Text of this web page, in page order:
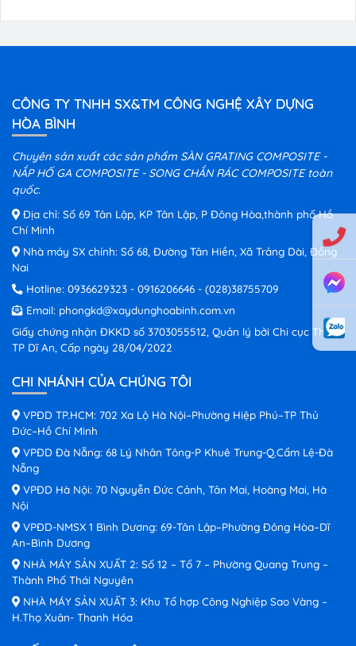
CÔNG TY TNHH SX&TM CÔNG NGHỆ XÂY DỰNG
HÒA BÌNH
Chuyên sản xuất các sản phẩm SÀN GRATING COMPOSITE -
NẮP HỐ GA COMPOSITE - SONG CHẮN RÁC COMPOSITE toàn
quốc.
Địa chỉ: Số 69 Tân Lập, KP Tân Lập, P Đông Hòa,thành phố Hồ
Chí Minh
Nhà máy SX chính: Số 68, Đường Tân Hiền, Xã Trảng Dài, Đồng
Nai
Hotline: 0936629323 - 0916206646 - (028)38755709
Email: phongkd@xaydunghoabinh.com.vn
Giấy chứng nhận ĐKKD số 3703055512, Quản lý bởi Chi cục Thuế
TP Dĩ An, Cấp ngày 28/04/2022
CHI NHÁNH CỦA CHÚNG TÔI
VPĐD TP.HCM: 702 Xa Lộ Hà Nội–Phường Hiệp Phú–TP Thủ
Đức–Hồ Chí Minh
VPĐD Đà Nẵng: 68 Lý Nhân Tông-P Khuê Trung-Q.Cẩm Lệ-Đà
Nẵng
VPĐD Hà Nội: 70 Nguyễn Đức Cảnh, Tân Mai, Hoàng Mai, Hà
Nội
VPĐD-NMSX 1 Bình Dương: 69-Tân Lập–Phường Đông Hòa–Dĩ
An–Bình Dương
NHÀ MÁY SẢN XUẤT 2: Số 12 – Tổ 7 – Phường Quang Trung –
Thành Phố Thái Nguyên
NHÀ MÁY SẢN XUẤT 3: Khu Tổ hợp Công Nghiệp Sao Vàng –
H.Thọ Xuân- Thanh Hóa